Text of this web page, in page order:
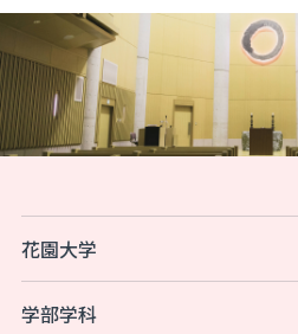
花園大学
学部学科